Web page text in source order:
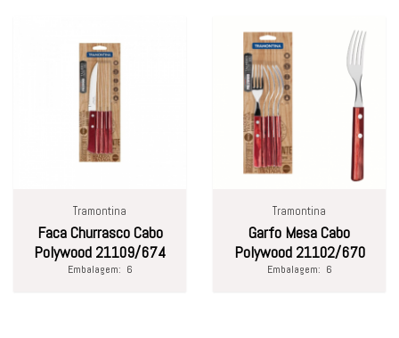
Tramontina
Faca Churrasco Cabo
Polywood 21109/674
Embalagem: 6
Tramontina
Garfo Mesa Cabo
Polywood 21102/670
Embalagem: 6